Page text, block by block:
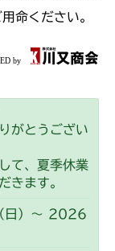
命ください。
がとうござい
て、夏季休業
きます。
日）～ 2026